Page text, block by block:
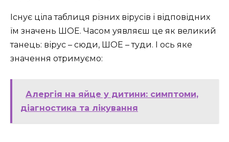
Існує ціла таблиця різних вірусів і відповідних
їм значень ШОЕ. Часом уявляєш це як великий
танець: вірус – сюди, ШОЕ – туди. І ось яке
значення отримуємо:
Алергія на яйце у дитини: симптоми,
діагностика та лікування